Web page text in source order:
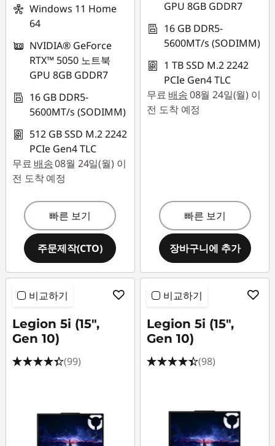
Windows 11 Home
64
NVIDIA® GeForce
RTX™ 5050 노트북
GPU 8GB GDDR7
16 GB DDR5-
5600MT/s (SODIMM)
512 GB SSD M.2 2242
PCIe Gen4 TLC
무료 배송08월 24일(월) 이
전 도착 예정
빠른 보기
주문제작(CTO)
GPU 8GB GDDR7
16 GB DDR5-
5600MT/s (SODIMM)
1 TB SSD M.2 2242
PCIe Gen4 TLC
무료 배송08월 24일(월) 이
전 도착 예정
빠른 보기
장바구니에 추가
비교하기
Legion 5i (15",
Gen 10)
(99)
비교하기
Legion 5i (15",
Gen 10)
(98)